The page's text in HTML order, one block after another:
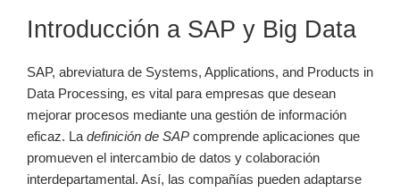
Introducción a SAP y Big Data
SAP, abreviatura de Systems, Applications, and Products in
Data Processing, es vital para empresas que desean
mejorar procesos mediante una gestión de información
eficaz. La definición de SAP comprende aplicaciones que
promueven el intercambio de datos y colaboración
interdepartamental. Así, las compañías pueden adaptarse